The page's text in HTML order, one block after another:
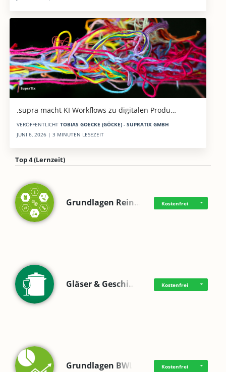
.supra macht KI Workflows zu digitalen Produ…
VERÖFFENTLICHT TOBIAS GOECKE (GÖCKE) - SUPRATIX GMBH
JUNI 6, 2026 | 3 MINUTEN LESEZEIT
Top 4 (Lernzeit)
Grundlagen Rein… Kostenfrei
Gläser & Geschi… Kostenfrei
Grundlagen BWL Kostenfrei